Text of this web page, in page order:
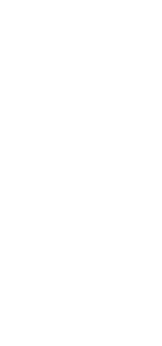
Según
de la
disputar la
sanitarios
del brote
Sanidad
de
selección del